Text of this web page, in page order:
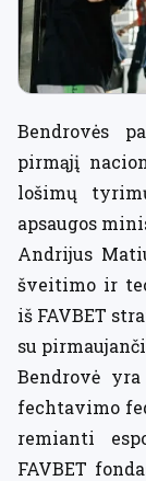
Bendrovės
pirmąjį
lošimų
apsaugos
Andrijus
šveitimo ir
iš FAVBET
su
Bendrovė
fechtavimo
remianti
FAVBET